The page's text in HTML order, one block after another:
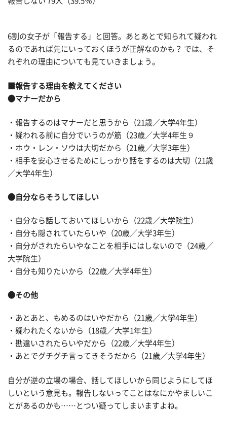
6割の女子が「報告する」と回答。あとあとで知られて疑われ
るのであれば先にいっておくほうが正解なのかも？ では、そ
れぞれの理由についても見ていきましょう。
■報告する理由を教えてください
●マナーだから
・報告するのはマナーだと思うから（21歳／大学4年生）
・疑われる前に自分でいうのが筋（23歳／大学4年生９
・ホウ・レン・ソウは大切だから（21歳／大学3年生）
・相手を安心させるためにしっかり話をするのは大切（21歳
／大学4年生）
●自分ならそうしてほしい
・自分なら話しておいてほしいから（22歳／大学院生）
・自分も隠されていたらいや（20歳／大学3年生）
・自分がされたらいやなことを相手にはしないので（24歳／
大学院生）
・自分も知りたいから（22歳／大学4年生）
●その他
・あとあと、もめるのはいやだから（21歳／大学4年生）
・疑われたくないから（18歳／大学1年生）
・勘違いされたらいやだから（22歳／大学4年生）
・あとでグチグチ言ってきそうだから（21歳／大学4年生）
自分が逆の立場の場合、話してほしいから同じようにしてほ
しいという意見も。報告しないってことはなにかやましいこ
とがあるのかも……とつい疑ってしまいますよね。